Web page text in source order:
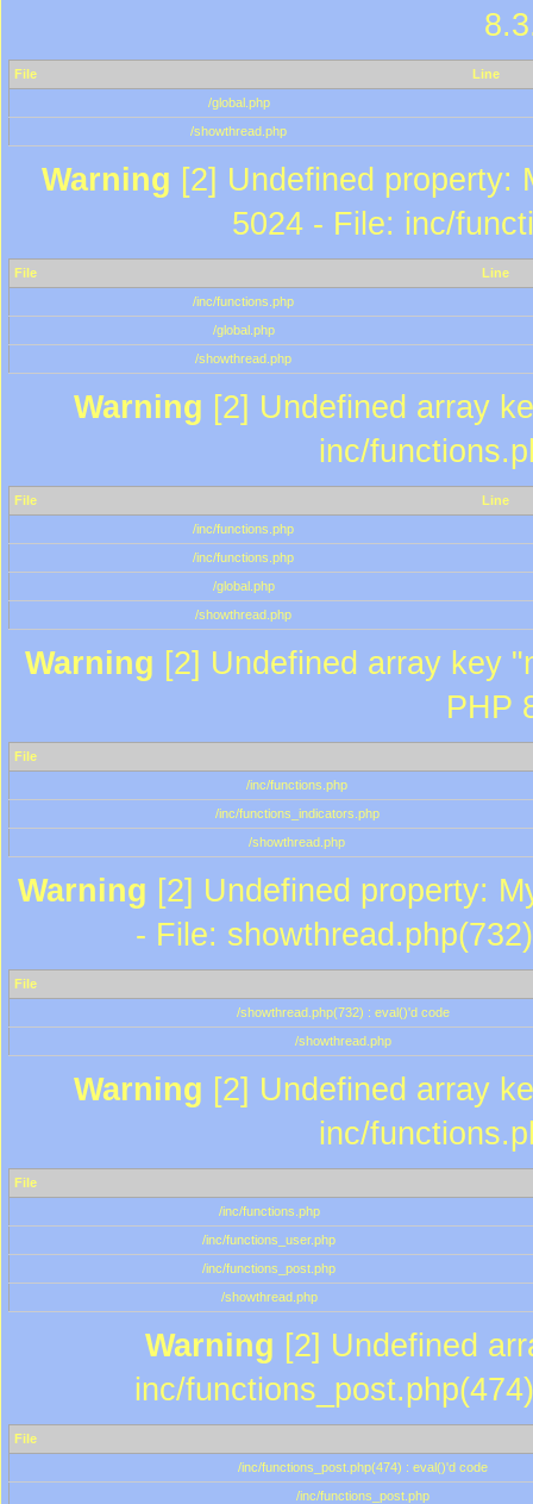
File
Line
/global.php
/showthread.php
Warning [2] Undefined property:
5024 - File: inc/
File
Line
/inc/functions.php
/global.php
/showthread.php
Warning [2] Undefined array
inc/
File
Line
/inc/functions.php
/inc/functions.php
/global.php
/showthread.php
Warning [2] Undefined array key
PHP
File
/inc/functions.php
/inc/functions_indicators.php
/showthread.php
Warning [2] Undefined property:
- File:
File
/showthread.php(732) : eval()'d code
/showthread.php
Warning [2] Undefined array
inc/
File
/inc/functions.php
/inc/functions_user.php
/inc/functions_post.php
/showthread.php
Warning [2] Undefined
inc/
File
/inc/functions_post.php(474) : eval()'d code
/inc/functions_post.php